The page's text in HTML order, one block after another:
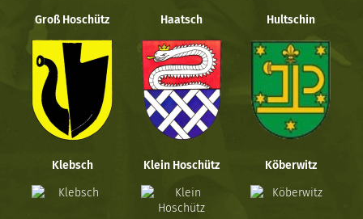
Groß Hoschütz Haatsch Hultschin
Klebsch Klein Hoschütz Köberwitz